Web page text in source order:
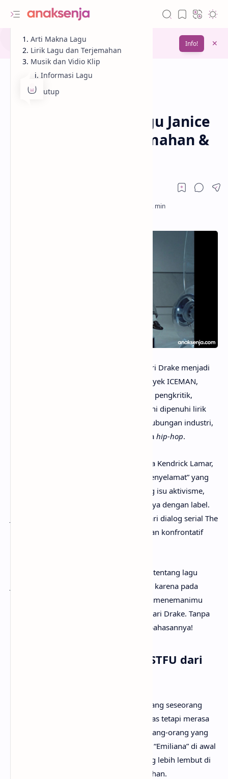
Gunakan fiturBookmark
bacaanmu di lain waktu
Info!
Lirik dan Makna Lagu Janice
STFU – Drake (Terjemahan &
– Lagu “Janice STFU” dari Drake menjadi
paling agresif dalam proyek ICEMAN,
melanjutkan serangannya terhadap para pengkritik,
industri musik, dan rival-rivalnya. Lagu ini dipenuhi lirik
tajam yang menyinggung citra publik, hubungan industri,
hingga dinamika kekuasaan dalam dunia hip-hop.
Sebagian besar isi lagu diarahkan kepada Kendrick Lamar,
dengan Drake mempertanyakan citra “penyelamat” yang
melekat pada dirinya serta menyinggung isu aktivisme,
basis penggemar, dan hubungan bisnisnya dengan label.
Judul “Janice STFU” sendiri terinspirasi dari dialog serial The
Sopranos, memperkuat atmosfer sinis dan konfrontatif
Mungkin kamu sudah sangat penasaran tentang lagu
Janice STFU artinya apa? Tak perlu galau, karena pada
akan menemanimu
mencari tahu maksud lagu Janice STFU dari Drake. Tanpa
berlama-lama lagi, mari kita mulai pembahasannya!
Arti Makna Lagu Janice STFU dari
Lirik lagu Janice STFU menceritakan tentang seseorang
yang sedang berada di puncak popularitas tetapi merasa
lelah dengan tekanan, kepalsuan, dan orang-orang yang
memanfaatkan dirinya. Kehadiran sosok “Emiliana” di awal
lagu memberi sedikit sisi emosional yang lebih lembut di
tengah suasana penuh ego dan kemewahan.
Arti Makna Lagu
Lirik Lagu dan Terjemahan
Musik dan Vidio Klip
Informasi Lagu
Penutup